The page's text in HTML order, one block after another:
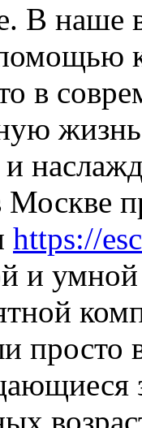
В нaшe
в
Москве
https://
и
просто